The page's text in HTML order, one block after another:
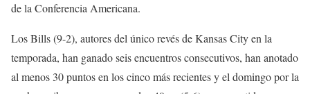
de la Conferencia Americana.
Los Bills (9-2), autores del único revés de Kansas City en la
temporada, han ganado seis encuentros consecutivos, han anotado
al menos 30 puntos en los cinco más recientes y el domingo por la